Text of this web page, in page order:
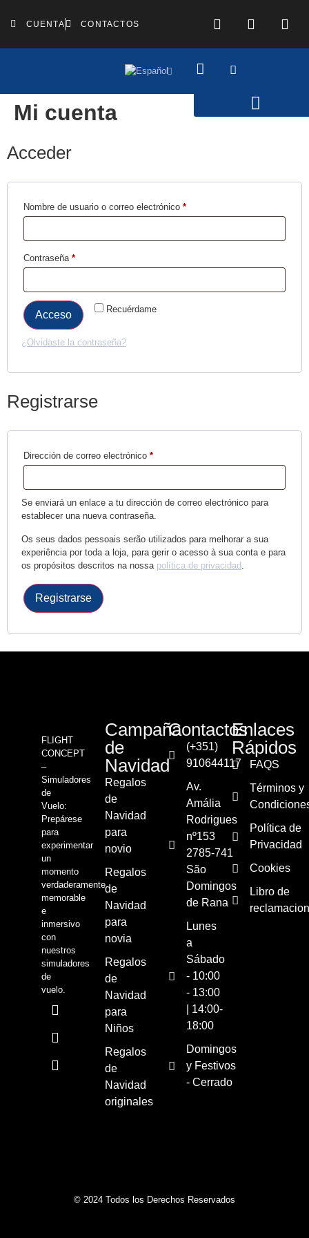
CUENTA CONTACTOS
Mi cuenta
Acceder
Nombre de usuario o correo electrónico *
Contraseña *
Recuérdame
Acceso
¿Olvidaste la contraseña?
Registrarse
Dirección de correo electrónico *
Se enviará un enlace a tu dirección de correo electrónico para
establecer una nueva contraseña.
Os seus dados pessoais serão utilizados para melhorar a sua
experiência por toda a loja, para gerir o acesso à sua conta e para
os propósitos descritos na nossa política de privacidad
Registrarse
FLIGHT
CONCEPT
–
Simuladores
de
Vuelo:
Prepárese
para
experimentar
un
momento
verdaderamente
memorable
e
inmersivo
con
nuestros
simuladores
de
vuelo.
Campaña
de
Navidad
Regalos
de
Navidad
para
novio
Regalos
de
Navidad
para
novia
Regalos
de
Navidad
para
Niños
Regalos
de
Navidad
originales
Contactos
(+351)
910644117
Av.
Amália
Rodrigues
nº153
2785-741
São
Domingos
de Rana
Lunes
a
Sábado
- 10:00
- 13:00
| 14:00-
18:00
Domingos
y Festivos
- Cerrado
Enlaces
Rápidos
FAQS
Términos y
Política de
Privacidad
Cookies
Libro de
© 2024 Todos los Derechos Reservados